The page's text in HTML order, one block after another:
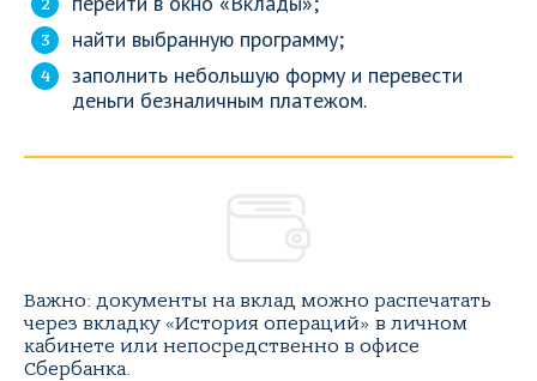
найти выбранную программу;
заполнить небольшую форму и перевести
деньги безналичным платежом.
Важно: документы на вклад можно распечатать
через вкладку «История операций» в личном
кабинете или непосредственно в офисе
Сбербанка.